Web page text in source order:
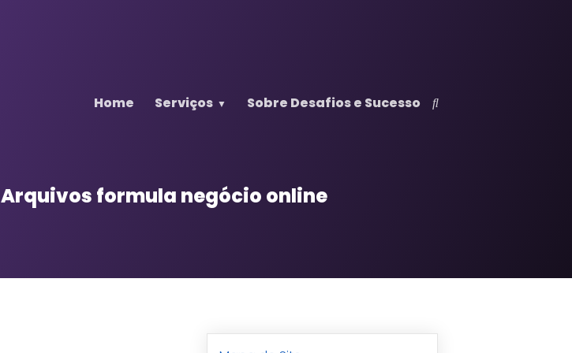
Home Serviços Sobre Desafios e Sucesso
Arquivos formula negócio online